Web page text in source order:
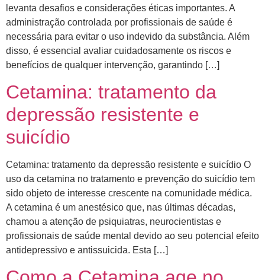
levanta desafios e considerações éticas importantes. A
administração controlada por profissionais de saúde é
necessária para evitar o uso indevido da substância. Além
disso, é essencial avaliar cuidadosamente os riscos e
benefícios de qualquer intervenção, garantindo […]
Cetamina: tratamento da
depressão resistente e
suicídio
Cetamina: tratamento da depressão resistente e suicídio O
uso da cetamina no tratamento e prevenção do suicídio tem
sido objeto de interesse crescente na comunidade médica.
A cetamina é um anestésico que, nas últimas décadas,
chamou a atenção de psiquiatras, neurocientistas e
profissionais de saúde mental devido ao seu potencial efeito
antidepressivo e antissuicida. Esta […]